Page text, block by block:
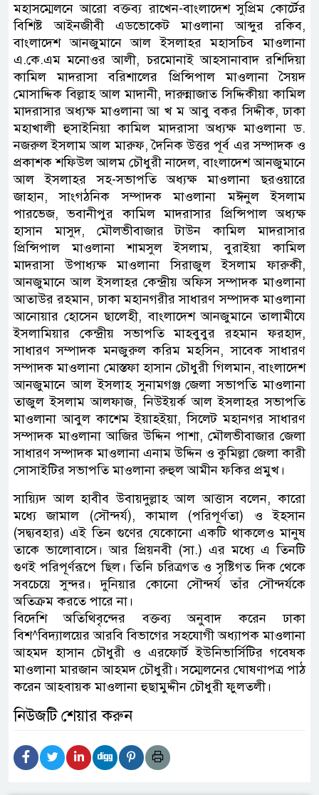
মহাসম্মেলনে আরো বক্তব্য রাখেন-বাংলাদেশ সুপ্রিম কোর্টের
বিশিষ্ট আইনজীবী এডভোকেট মাওলানা আব্দুর রকিব,
বাংলাদেশ আনজুমানে আল ইসলাহর মহাসচিব মাওলানা
এ.কে.এম মনোওর আলী, চরমোনাই আহসানাবাদ রশিদিয়া
কামিল মাদরাসা বরিশালের প্রিন্সিপাল মাওলানা সৈয়দ
মোসাদ্দিক বিল্লাহ আল মাদানী, দারুন্নাজাত সিদ্দিকীয়া কামিল
মাদরাসার অধ্যক্ষ মাওলানা আ খ ম আবু বকর সিদ্দীক, ঢাকা
মহাখালী হুসাইনিয়া কামিল মাদরাসা অধ্যক্ষ মাওলানা ড.
নজরুল ইসলাম আল মারুফ, দৈনিক উত্তর পূর্ব এর সম্পাদক ও
প্রকাশক শফিউল আলম চৌধুরী নাদেল, বাংলাদেশ আনজুমানে
আল ইসলাহর সহ-সভাপতি অধ্যক্ষ মাওলানা ছরওয়ারে
জাহান, সাংগঠনিক সম্পাদক মাওলানা মঈনুল ইসলাম
পারভেজ, ভবানীপুর কামিল মাদরাসার প্রিন্সিপাল অধ্যক্ষ
হাসান মাসুদ, মৌলভীবাজার টাউন কামিল মাদরাসার
প্রিন্সিপাল মাওলানা শামসুল ইসলাম, বুরাইয়া কামিল
মাদরাসা উপাধ্যক্ষ মাওলানা সিরাজুল ইসলাম ফারুকী,
আনজুমানে আল ইসলাহর কেন্দ্রীয় অফিস সম্পাদক মাওলানা
আতাউর রহমান, ঢাকা মহানগরীর সাধারণ সম্পাদক মাওলানা
আনোয়ার হোসেন ছালেহী, বাংলাদেশ আনজুমানে তালামীযে
ইসলামিয়ার কেন্দ্রীয় সভাপতি মাহবুবুর রহমান ফরহাদ,
সাধারণ সম্পাদক মনজুরুল করিম মহসিন, সাবেক সাধারণ
সম্পাদক মাওলানা মোস্তফা হাসান চৌধুরী গিলমান, বাংলাদেশ
আনজুমানে আল ইসলাহ সুনামগঞ্জ জেলা সভাপতি মাওলানা
তাজুল ইসলাম আলফাজ, নিউইয়র্ক আল ইসলাহর সভাপতি
মাওলানা আবুল কাশেম ইয়াহইয়া, সিলেট মহানগর সাধারণ
সম্পাদক মাওলানা আজির উদ্দিন পাশা, মৌলভীবাজার জেলা
সাধারণ সম্পাদক মাওলানা এনাম উদ্দিন ও কুমিল্লা জেলা কারী
সোসাইটির সভাপতি মাওলানা রুহুল আমীন ফকির প্রমুখ।
সায়্যিদ আল হাবীব উবায়দুল্লাহ আল আত্তাস বলেন, কারো
মধ্যে জামাল (সৌন্দর্য), কামাল (পরিপূর্ণতা) ও ইহসান
(সদ্ব্যবহার) এই তিন গুণের যেকোনো একটি থাকলেও মানুষ
তাকে ভালোবাসে। আর প্রিয়নবী (সা.) এর মধ্যে এ তিনটি
গুণই পরিপূর্ণরূপে ছিল। তিনি চরিত্রগত ও সৃষ্টিগত দিক থেকে
সবচেয়ে সুন্দর। দুনিয়ার কোনো সৌন্দর্য তাঁর সৌন্দর্যকে
অতিক্রম করতে পারে না।
বিদেশি অতিথিবৃন্দের বক্তব্য অনুবাদ করেন ঢাকা
বিশ^বিদ্যালয়ের আরবি বিভাগের সহযোগী অধ্যাপক মাওলানা
আহমদ হাসান চৌধুরী ও এরফোর্ট ইউনিভার্সিটির গবেষক
মাওলানা মারজান আহমদ চৌধুরী। সম্মেলনের ঘোষণাপত্র পাঠ
করেন আহবায়ক মাওলানা হুছামুদ্দীন চৌধুরী ফুলতলী।
নিউজটি শেয়ার করুন